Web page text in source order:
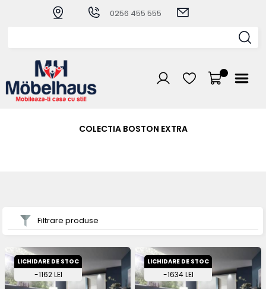
0256 455 555
COLECTIA BOSTON EXTRA
Filtrare produse
LICHIDARE DE STOC
-1162 LEI
LICHIDARE DE STOC
-1634 LEI